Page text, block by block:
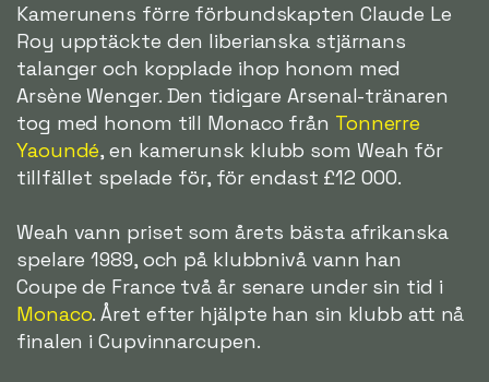
Kamerunens förre förbundskapten Claude Le
Roy upptäckte den liberianska stjärnans
talanger och kopplade ihop honom med
Arsène Wenger. Den tidigare Arsenal-tränaren
tog med honom till Monaco från Tonnerre
Yaoundé, en kamerunsk klubb som Weah för
tillfället spelade för, för endast £12 000.
Weah vann priset som årets bästa afrikanska
spelare 1989, och på klubbnivå vann han
Coupe de France två år senare under sin tid i
Monaco. Året efter hjälpte han sin klubb att nå
finalen i Cupvinnarcupen.